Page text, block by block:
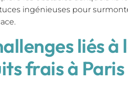
ingénieuses pour
liés
frais à Paris